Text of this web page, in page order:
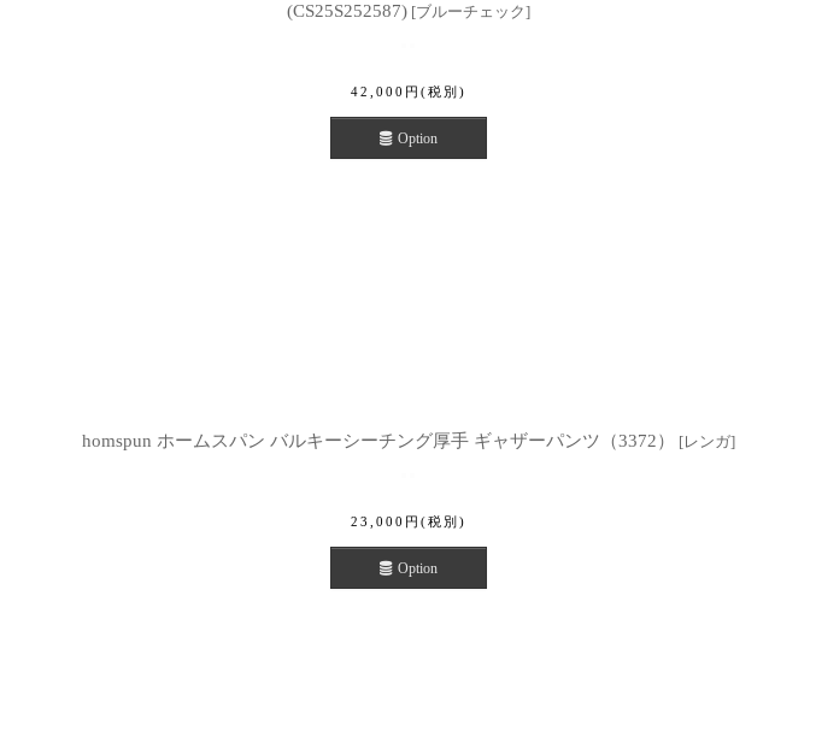
(CS25S252587) [ブルーチェック]
42,000 円 (税別)
Option
homspun ホームスパン バルキーシーチング厚手 ギャザーパンツ（3372） [レンガ]
23,000 円 (税別)
Option